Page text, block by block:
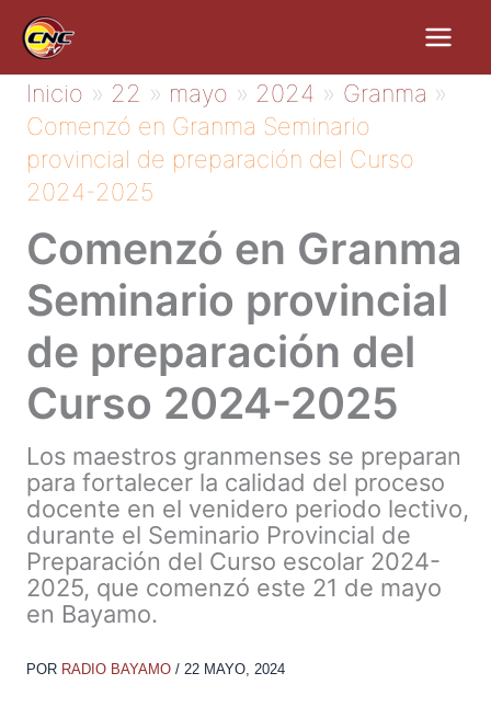
contenido
Inicio 22 mayo 2024
Granma
Comenzó en Granma Seminario
provincial de preparación del Curso
2024-2025
Comenzó en Granma
Seminario provincial
de preparación del
Curso 2024-2025
Los maestros granmenses se preparan
para fortalecer la calidad del proceso
docente en el venidero periodo lectivo,
durante el Seminario Provincial de
Preparación del Curso escolar 2024-
2025, que comenzó este 21 de mayo
en Bayamo.
POR RADIO BAYAMO / 22 MAYO, 2024